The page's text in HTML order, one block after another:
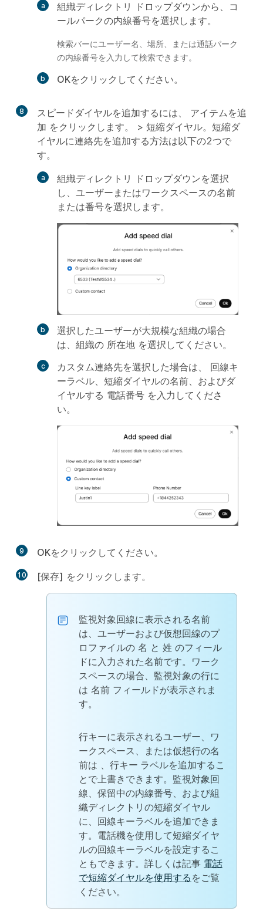
組織ディレクトリ
ドロップダウンから、コ
ールパークの内線番号を選択します。
検索バーにユーザー名、場所、または通話パーク
の内線番号を入力して検索できます。
OKをクリックしてください。
8 スピードダイヤルを追加するには、 アイテムを追
加 をクリックします。 > 短縮ダイヤル。短縮ダ
イヤルに連絡先を追加する方法は以下の2つで
す。
組織ディレクトリ
ドロップダウンを選択
し、ユーザーまたはワークスペースの名前
または番号を選択します。
選択したユーザーが大規模な組織の場合
は、組織の 所在地 を選択してください。
カスタム連絡先を選択した場合は、 回線キ
ーラベル 、短縮ダイヤルの名前、およびダ
イヤルする 電話番号 を入力してくださ
い。
9 OKをクリックしてください。
10 [保存] をクリックします。
監視対象回線に表示される名前
は、ユーザーおよび仮想回線のプ
ロファイルの 名 と 姓 のフィール
ドに入力された名前です。ワーク
スペースの場合、監視対象の行に
は 名前 フィールドが表示されま
す。
行キーに表示されるユーザー、ワ
ークスペース、または仮想行の名
前は 、行キー ラベルを追加するこ
とで上書きできます。監視対象回
線、保留中の内線番号、および組
織ディレクトリの短縮ダイヤル
に、回線キーラベルを追加できま
す。電話機を使用して短縮ダイヤ
ルの回線キーラベルを設定するこ
ともできます。詳しくは記事 電話
で短縮ダイヤルを使用する をご覧
ください。